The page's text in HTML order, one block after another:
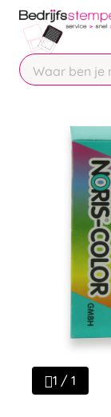
1 / 1